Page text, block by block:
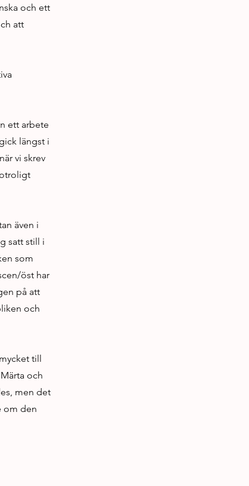
och ett
att
ett arbete
längst i
vi skrev
även i
satt still i
som
öst har
på att
och
till
och
men det
om den